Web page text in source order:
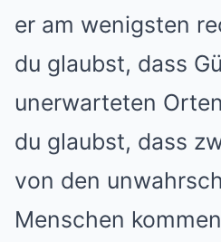
er am wenigsten
du glaubst, dass
unerwarteten
du glaubst, dass
von den
Menschen